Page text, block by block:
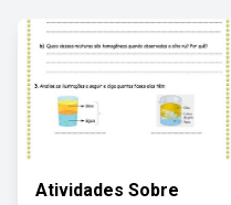
Atividades Sobre